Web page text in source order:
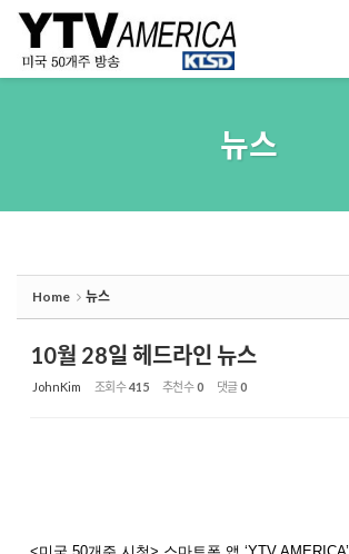
뉴스
Home 뉴스
10월 28일 헤드라인 뉴스
JohnKim 조회 수415 추천 수0 댓글0